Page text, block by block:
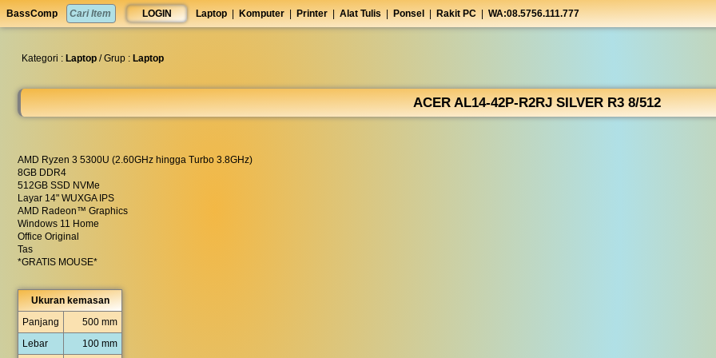
BassComp LOGIN Laptop Komputer Printer Alat Tulis Ponsel Rakit PC WA:08.5756.111.777
anti
lelet
Kategori : Laptop / Grup : Laptop
ACER AL14-42P-R2RJ SILVER R3 8/512
AMD Ryzen 3 5300U (2.60GHz hingga Turbo 3.8GHz)
8GB DDR4
512GB SSD NVMe
Layar 14" WUXGA IPS
AMD Radeon™ Graphics
Windows 11 Home
Office Original
Tas
*GRATIS MOUSE*
Ukuran kemasan
Panjang
500 mm
Lebar
100 mm